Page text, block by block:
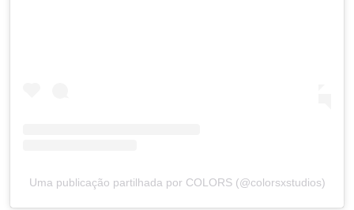
Uma publicação partilhada por COLORS (@colorsxstudios)